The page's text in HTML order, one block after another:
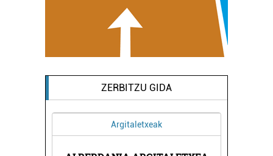
ZERBITZU GIDA
Argitaletxeak